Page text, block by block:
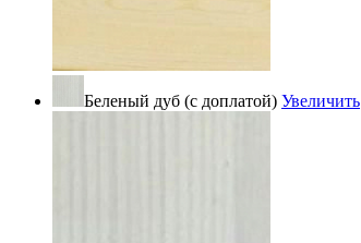
Беленый дуб (с доплатой) Увеличить